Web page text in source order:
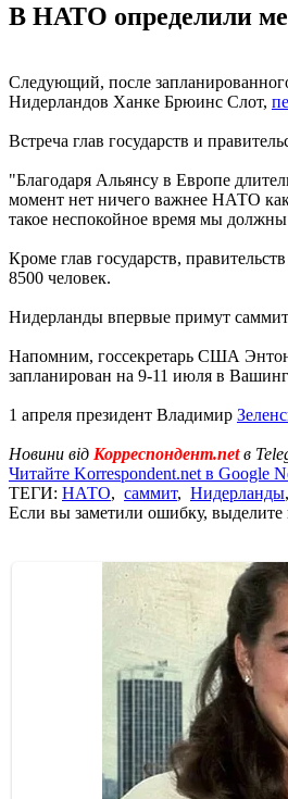
В НАТО определили
Следующий, после
Нидерландов Ханке Брюинс Слот,
Встреча глав государств и
"Благодаря Альянсу в Европе
момент нет ничего важнее НАТО как
такое неспокойное время мы
Кроме глав государств,
8500 человек.
Нидерланды впервые примут
Напомним, госсекретарь США
запланирован на 9-11 июля в
1 апреля президент Владимир
Новини від Корреспондент.netв
Читайте Korrespondent.net в Google
ТЕГИ: НАТО, саммит, Нидерланды,
Если вы заметили ошибку,